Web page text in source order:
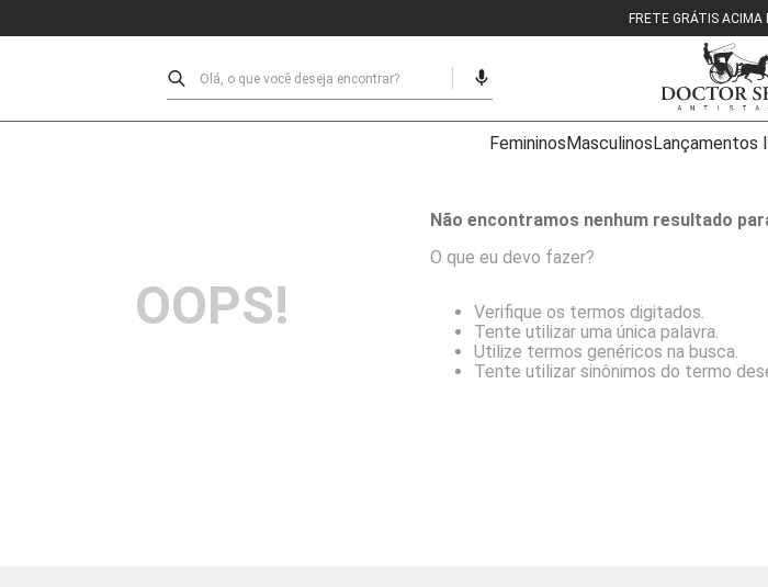
Olá, o que você deseja encontrar?
FemininosMasculinosLançamentos
OOPS!
Não encontramos nenhum resultado
O que eu devo fazer?
Verifique os termos digitados.
Tente utilizar uma única palavra.
Utilize termos genéricos na busca.
Tente utilizar sinônimos do termo